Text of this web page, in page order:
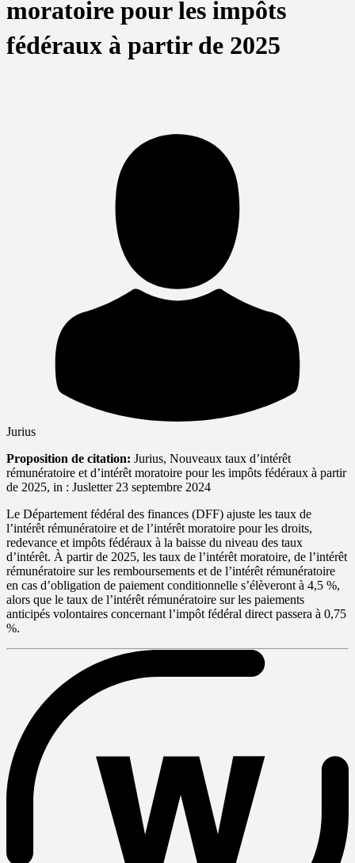
moratoire pour les impôts
fédéraux à partir de 2025
Jurius
Proposition de citation: Jurius, Nouveaux taux d’intérêt
rémunératoire et d’intérêt moratoire pour les impôts fédéraux à partir
de 2025, in : Jusletter 23 septembre 2024
Le Département fédéral des finances (DFF) ajuste les taux de
l’intérêt rémunératoire et de l’intérêt moratoire pour les droits,
redevance et impôts fédéraux à la baisse du niveau des taux
d’intérêt. À partir de 2025, les taux de l’intérêt moratoire, de l’intérêt
rémunératoire sur les remboursements et de l’intérêt rémunératoire
en cas d’obligation de paiement conditionnelle s’élèveront à 4,5 %,
alors que le taux de l’intérêt rémunératoire sur les paiements
anticipés volontaires concernant l’impôt fédéral direct passera à 0,75
%.